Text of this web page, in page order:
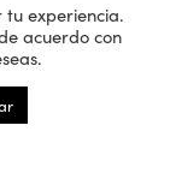
experiencia.
acuerdo con